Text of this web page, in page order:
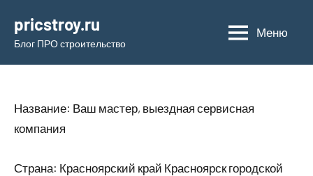
содержимому
pricstroy.ru
Блог ПРО строительство
Меню
Название: Ваш мастер, выездная сервисная
компания
Страна: Красноярский край Красноярск городской